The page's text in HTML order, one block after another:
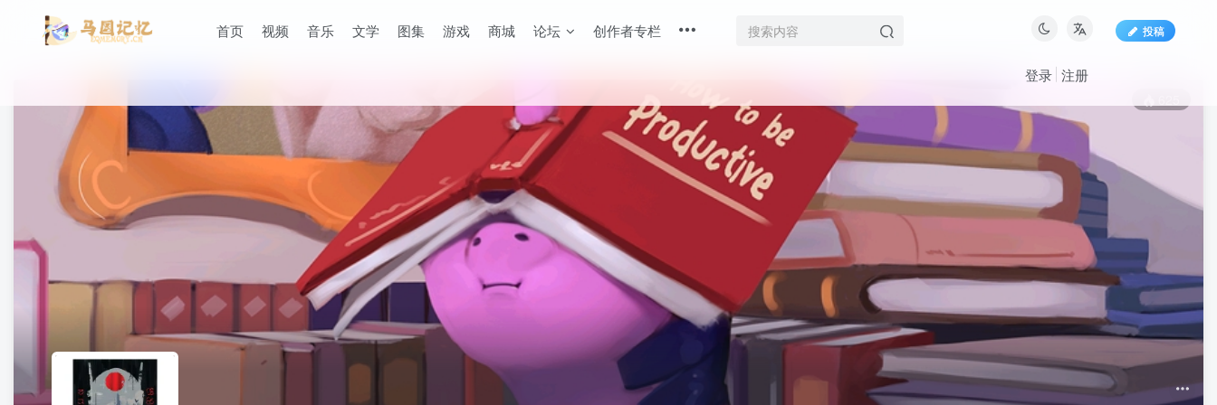
首页 视频 音乐 文学 图集 游戏 商城 论坛 创作者专栏 投稿
登录 注册